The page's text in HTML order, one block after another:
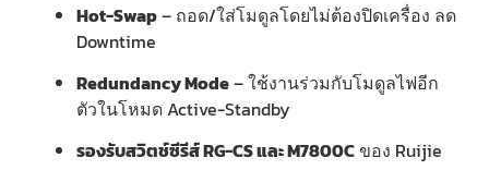
Hot-Swap– ถอด/ใส่โมดูลโดยไม่ต้องปิดเครื่อง ลด
Downtime
Redundancy Mode– ใช้งานร่วมกับโมดูลไฟอีก
ตัวในโหมด Active-Standby
รองรับสวิตช์ซีรีส์ RG-CS และ M7800Cของ Ruijie